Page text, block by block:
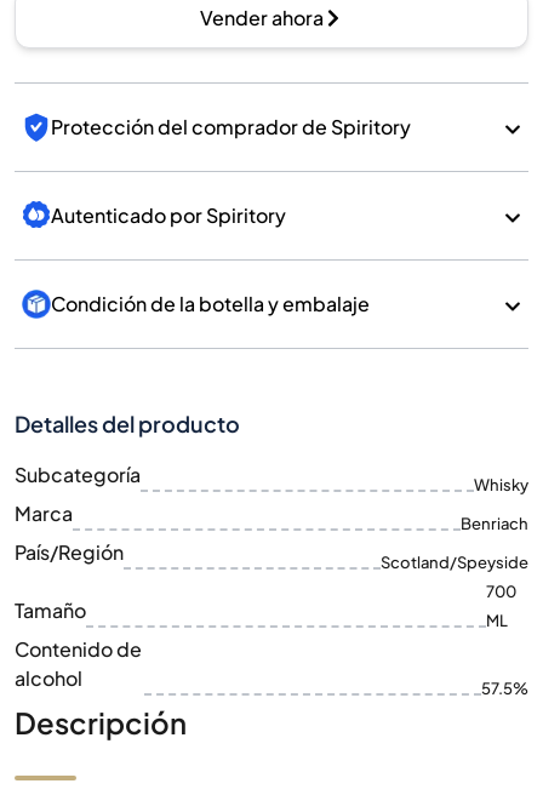
Vender ahora
Protección del comprador de Spiritory
Autenticado por Spiritory
Condición de la botella y embalaje
Detalles del producto
Subcategoría Whisky
Marca Benriach
País/Región Scotland/Speyside
Tamaño
700
ML
Contenido de
alcohol
57.5%
Descripción